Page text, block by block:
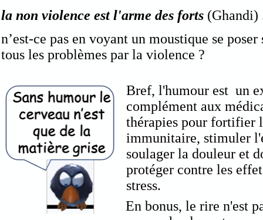
Bref, l'humour est un
complément aux
thérapies pour fortifier
immunitaire, stimuler
soulager la douleur et
protéger contre les
stress.
En bonus, le rire n'est
la non violence est l'arme des forts(Ghandi)
n’est-ce pas en voyant un moustique se
tous les problèmes par la violence ?